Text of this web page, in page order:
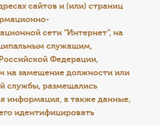
сайтов и (или) страниц
сети “Интернет”, на
служащим,
Федерации,
на замещение должности или
службы, размещались
информация, а также данные,
идентифицировать